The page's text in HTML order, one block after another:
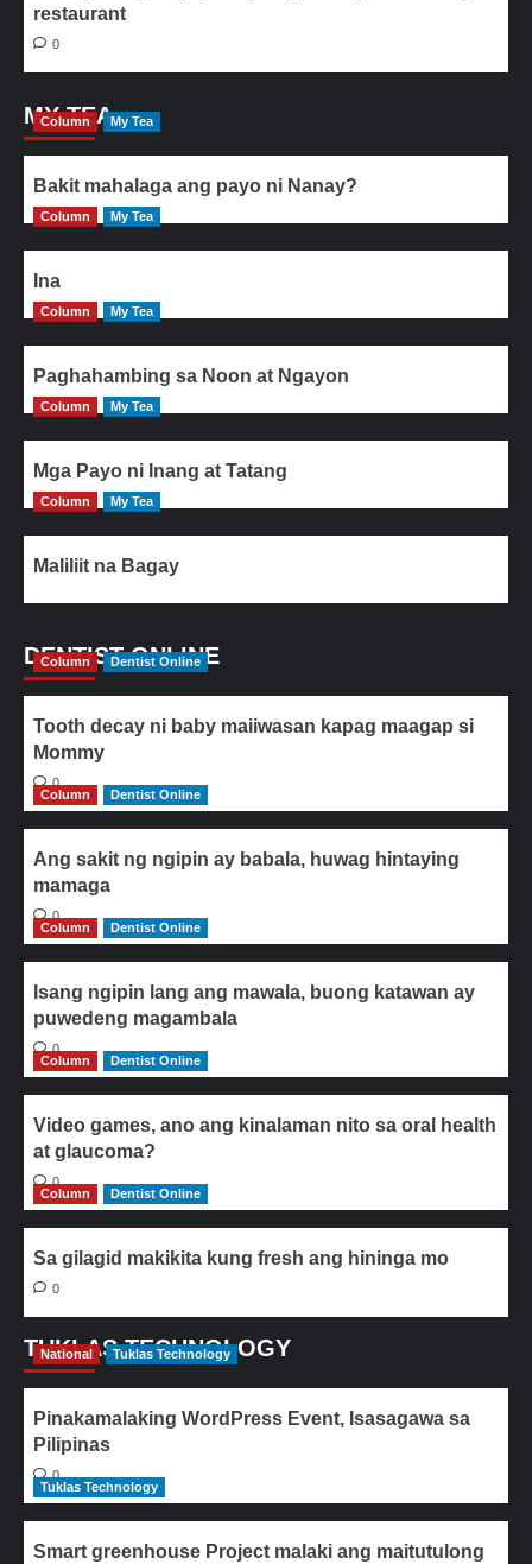
restaurant
0
MY TEA
Column My Tea
Bakit mahalaga ang payo ni Nanay?
Column My Tea
Ina
Column My Tea
Paghahambing sa Noon at Ngayon
Column My Tea
Mga Payo ni Inang at Tatang
Column My Tea
Maliliit na Bagay
DENTIST ONLINE
Column Dentist Online
Tooth decay ni baby maiiwasan kapag maagap si
Mommy
0
Column
Dentist Online
Ang sakit ng ngipin ay babala, huwag hintaying
mamaga
0
Column
Dentist Online
Isang ngipin lang ang mawala, buong katawan ay
puwedeng magambala
0
Column
Dentist Online
Video games, ano ang kinalaman nito sa oral health
at glaucoma?
0
Column
Dentist Online
Sa gilagid makikita kung fresh ang hininga mo
0
TUKLAS TECHNOLOGY
National Tuklas Technology
Pinakamalaking WordPress Event, Isasagawa sa
Pilipinas
0
Tuklas Technology
Smart greenhouse Project malaki ang maitutulong